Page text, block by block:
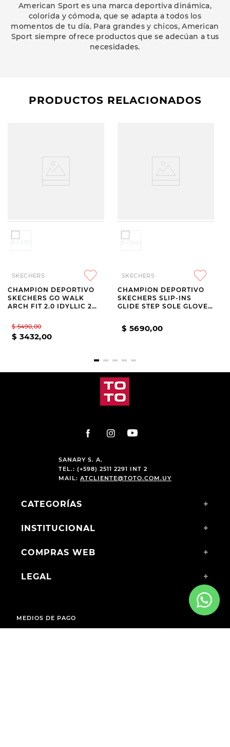
American Sport es una marca deportiva dinámica,
colorida y cómoda, que se adapta a todos los
momentos de tu día. Para grandes y chicos, American
Sport siempre ofrece productos que se adecúan a tus
necesidades.
PRODUCTOS RELACIONADOS
SKECHERS
CHAMPION DEPORTIVO
SKECHERS GO WALK
ARCH FIT 2.0 IDYLLIC 2
$ 5490,00
$ 3432,00
SKECHERS
CHAMPION DEPORTIVO
SKECHERS SLIP-INS
GLIDE STEP SOLE GLOVER
$ 5690,00
SANARY S. A.
TEL.: (+598) 2511 2291 INT 2
MAIL: ATCLIENTE@TOTO.COM.UY
CATEGORÍAS +
INSTITUCIONAL +
COMPRAS WEB +
LEGAL +
MEDIOS DE PAGO